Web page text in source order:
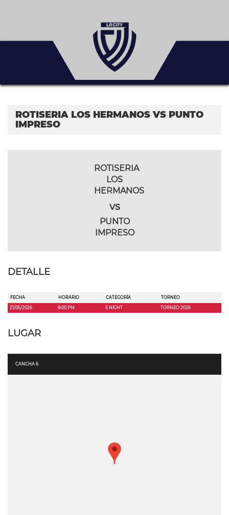
ROTISERIA LOS HERMANOS VS PUNTO
IMPRESO
ROTISERIA
LOS
HERMANOS
vs
PUNTO
IMPRESO
DETALLE
FECHA HORARIO CATEGORÍA
TORNEO
21/05/2026
9:00 PM E NIGHT TORNEO 2026
LUGAR
CANCHA 6